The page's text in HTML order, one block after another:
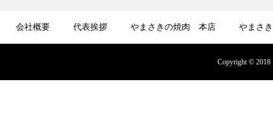
会社概要 代表挨拶 やまさきの焼肉 本店 やまさ
オンラインショップ
Copyright © 2018